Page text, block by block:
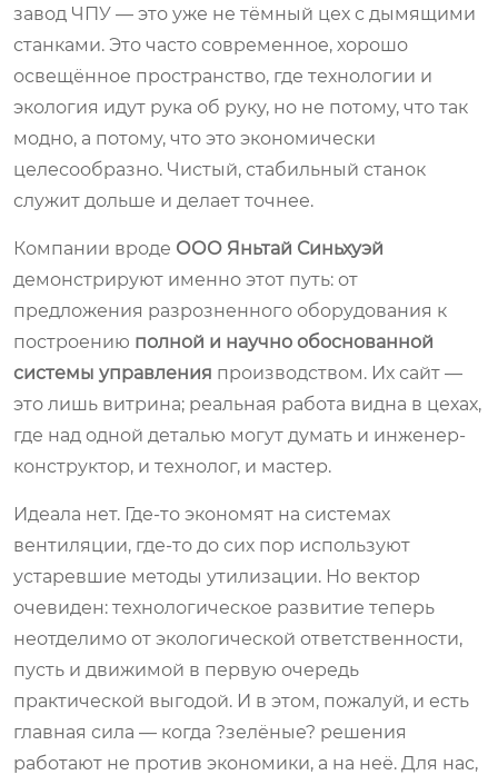
завод ЧПУ — это уже не тёмный цех с дымящими
станками. Это часто современное, хорошо
освещённое пространство, где технологии и
экология идут рука об руку, но не потому, что так
модно, а потому, что это экономически
целесообразно. Чистый, стабильный станок
служит дольше и делает точнее.
Компании вроде ООО Яньтай Синьхуэй
демонстрируют именно этот путь: от
предложения разрозненного оборудования к
построению полной и научно обоснованной
системы управления производством. Их сайт —
это лишь витрина; реальная работа видна в цехах,
где над одной деталью могут думать и инженер-
конструктор, и технолог, и мастер.
Идеала нет. Где-то экономят на системах
вентиляции, где-то до сих пор используют
устаревшие методы утилизации. Но вектор
очевиден: технологическое развитие теперь
неотделимо от экологической ответственности,
пусть и движимой в первую очередь
практической выгодой. И в этом, пожалуй, и есть
главная сила — когда ?зелёные? решения
работают не против экономики, а на неё. Для нас,